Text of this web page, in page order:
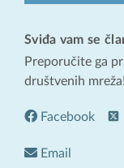
Sviđa vam se
Preporučite ga
društvenih mreža!
Facebook
Email